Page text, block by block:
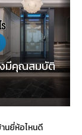
งมีคุณสมบัติ
นยี่ห้อไหนดี